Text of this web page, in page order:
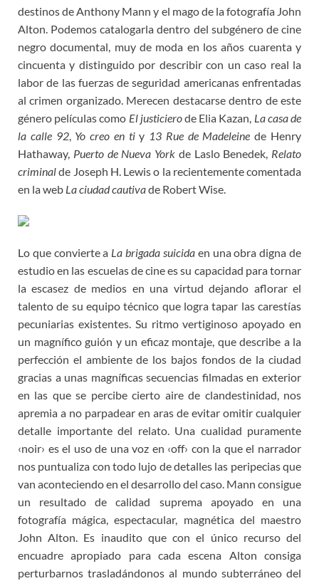
destinos de Anthony Mann y el mago de la fotografía John
Alton. Podemos catalogarla dentro del subgénero de cine
negro documental, muy de moda en los años cuarenta y
cincuenta y distinguido por describir con un caso real la
labor de las fuerzas de seguridad americanas enfrentadas
al crimen organizado. Merecen destacarse dentro de este
género películas como El justicierode Elia Kazan, La casa de
la calle 92, Yo creo en tiy 13 Rue de Madeleine de Henry
Hathaway, Puerto de Nueva York de Laslo Benedek, Relato
criminalde Joseph H. Lewis o la recientemente comentada
en la web La ciudad cautivade Robert Wise.
Lo que convierte a La brigada suicidaen una obra digna de
estudio en las escuelas de cine es su capacidad para tornar
la escasez de medios en una virtud dejando aflorar el
talento de su equipo técnico que logra tapar las carestías
pecuniarias existentes. Su ritmo vertiginoso apoyado en
un magnífico guión y un eficaz montaje, que describe a la
perfección el ambiente de los bajos fondos de la ciudad
gracias a unas magníficas secuencias filmadas en exterior
en las que se percibe cierto aire de clandestinidad, nos
apremia a no parpadear en aras de evitar omitir cualquier
detalle importante del relato. Una cualidad puramente
‹noir› es el uso de una voz en ‹off› con la que el narrador
nos puntualiza con todo lujo de detalles las peripecias que
van aconteciendo en el desarrollo del caso. Mann consigue
un resultado de calidad suprema apoyado en una
fotografía mágica, espectacular, magnética del maestro
John Alton. Es inaudito que con el único recurso del
encuadre apropiado para cada escena Alton consiga
perturbarnos trasladándonos al mundo subterráneo del